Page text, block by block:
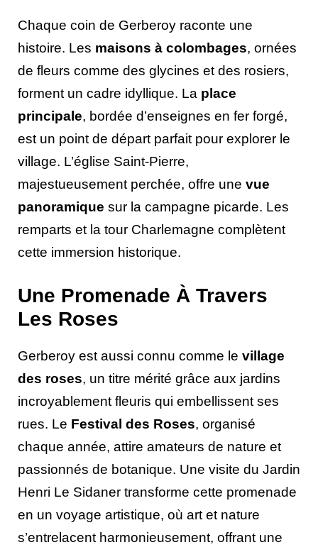
Chaque coin de Gerberoy raconte une
histoire. Les maisons à colombages, ornées
de fleurs comme des glycines et des rosiers,
forment un cadre idyllique. La place
principale, bordée d’enseignes en fer forgé,
est un point de départ parfait pour explorer le
village. L’église Saint-Pierre,
majestueusement perchée, offre une vue
panoramique sur la campagne picarde. Les
remparts et la tour Charlemagne complètent
cette immersion historique.
Une Promenade À Travers
Les Roses
Gerberoy est aussi connu comme le village
des roses, un titre mérité grâce aux jardins
incroyablement fleuris qui embellissent ses
rues. Le Festival des Roses, organisé
chaque année, attire amateurs de nature et
passionnés de botanique. Une visite du Jardin
Henri Le Sidaner transforme cette promenade
en un voyage artistique, où art et nature
s’entrelacent harmonieusement, offrant une